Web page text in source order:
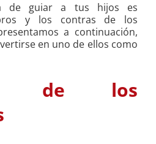
de guiar a tus hijos es
y los contras de los
a continuación,
en uno de ellos como
de los